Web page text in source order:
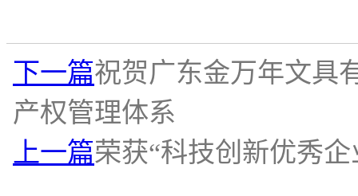
下一篇祝贺广东金万年文具
产权管理体系
上一篇荣获“科技创新优秀企